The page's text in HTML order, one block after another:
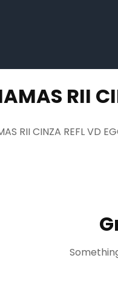
RII
RII CINZA REFL VD